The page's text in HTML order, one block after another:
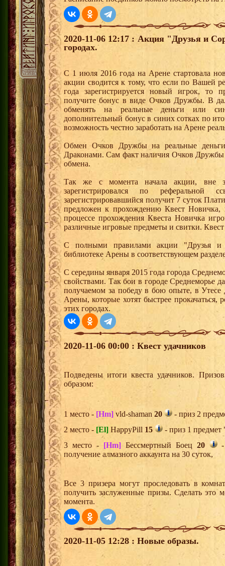
2020-11-06 12:17 : Акция "Друзья и
городах.
С 1 июля 2016 года на Арене стартовала
акции сводится к тому, что если по Вашей
года зарегистрируется новый игрок,
получите бонус в виде Очков Дружбы. В
обменять на реальные деньги или
дополнительный бонус в синих сотках по
возможность честно заработать на Арене
Обмен Очков Дружбы на реальные деньги
Драконами. Сам факт наличия Очков Дружбы
обмена.
Так же с момента начала акции, вне
зарегистрировался по
зарегистрировавшийся получит 7 суток
предложен к прохождению Квест
процессе прохождения Квеста Новичка
различные игровые предметы и свитки.
С полными правилами акции "Друзья и
библиотеке Арены в соответствующем
С середины января 2015 года города
свойствами. Так бои в городе Среднеморье
получаемом за победу в бою опыте, в
Арены, которые хотят быстрее прокачаться,
этих городах.
2020-11-06 00:00 : Квест удачников
Подведены итоги квеста удачников.
образом:
1 место - [Hm] vld-shaman 20
- приз 2
2 место - [El] HappyPill 15
- приз 1 предмет
3 место - [Hm]Бессмертный Боец 20
-
получение алмазного аккаунта на 30 суток,
Все 3 призера могут проследовать в
получить заслуженные призы. Сделать это
момента.
2020-11-05 12:28 : Новые образы.